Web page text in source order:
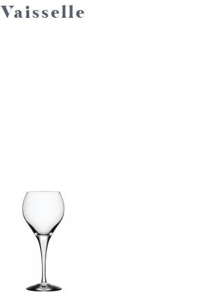
Vaisselle